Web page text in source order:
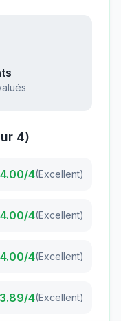
4)
4.00/4(Excellent)
4.00/4(Excellent)
4.00/4(Excellent)
3.89/4(Excellent)